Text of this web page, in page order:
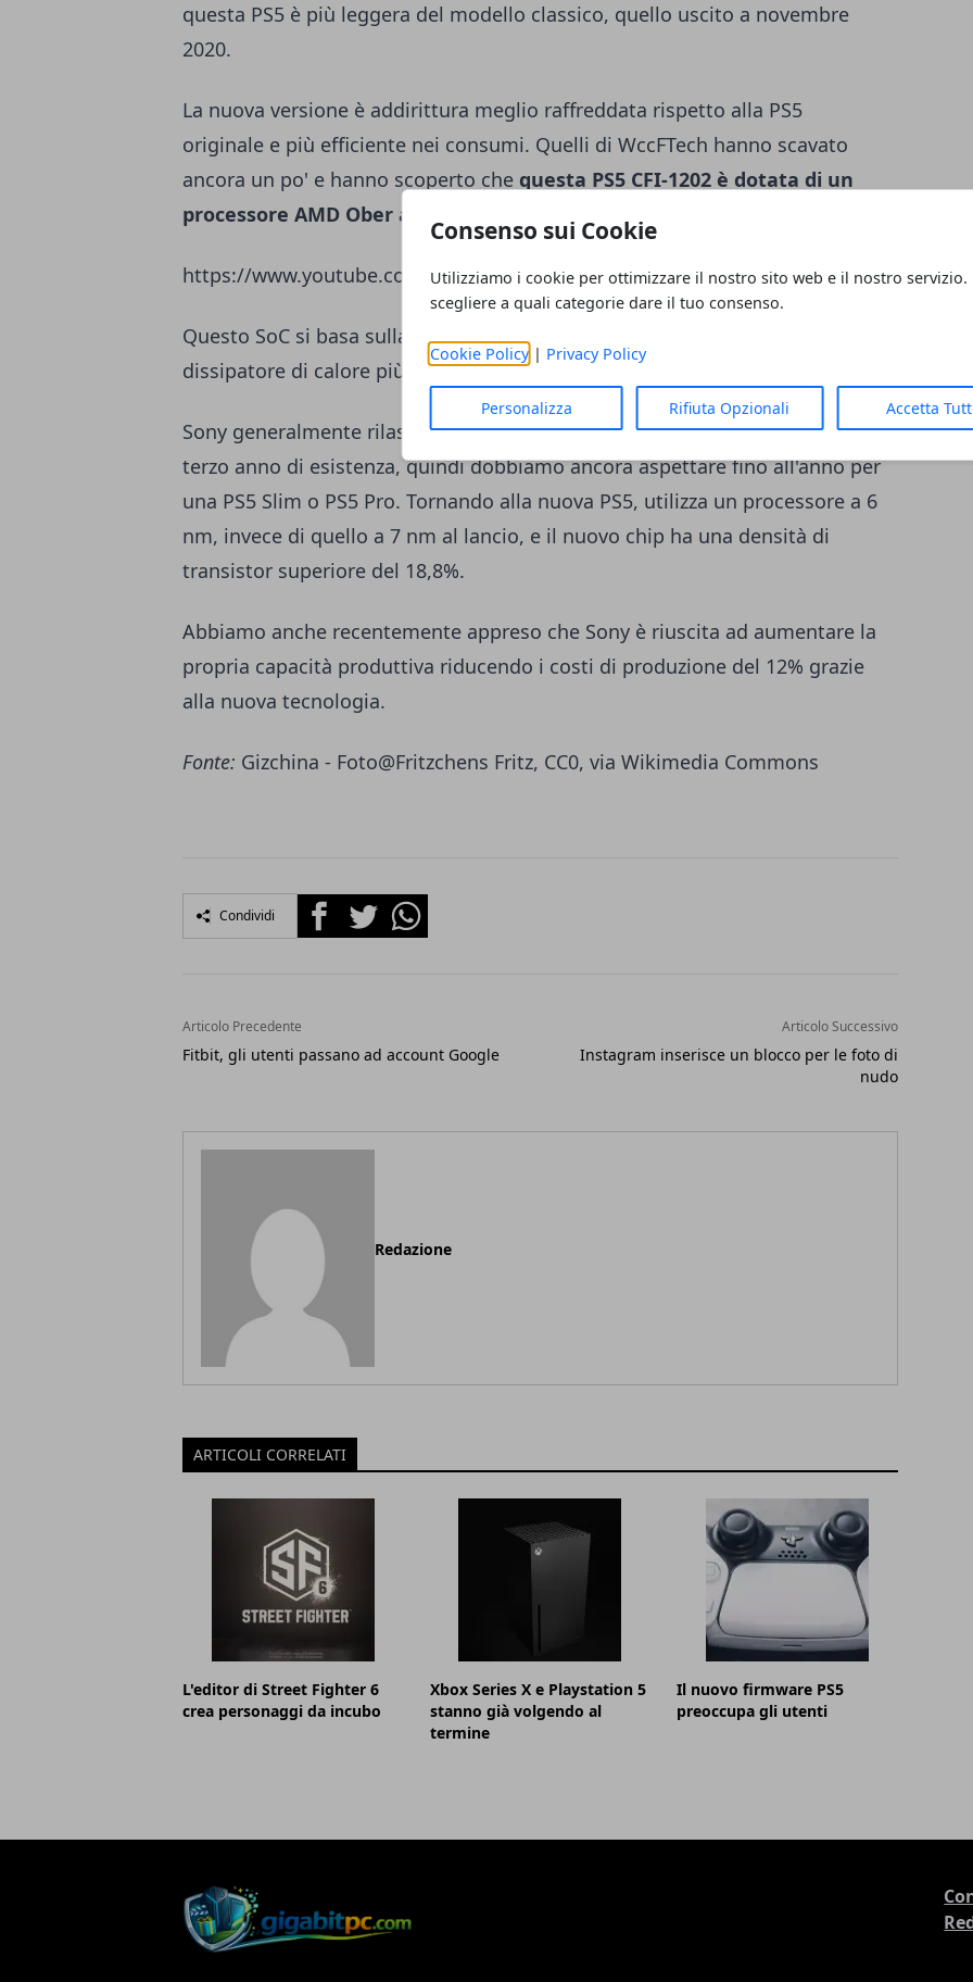
Consenso sui Cookie
Utilizziamo i cookie per ottimizzare il nostro sito web e il nostro servizio.
scegliere a quali categorie dare il tuo consenso.
Cookie Policy| Privacy Policy
Personalizza Rifiuta Opzionali Accetta
questa PS5 è più leggera del modello classico, quello uscito a novembre
2020.
La nuova versione è addirittura meglio raffreddata rispetto alla PS5
originale e più efficiente nei consumi. Quelli di WccFTech hanno scavato
ancora un po' e hanno scoperto che questa PS5 CFI-1202 è dotata di un
processore AMD Ober aggiornato
https://www.youtube.com/watch?v=21vJ9XBozeI
Questo SoC si basa sulla tecnologia a 6 nm di TSMC. La console ha un
dissipatore di calore più piccolo, che rende il dispositivo più leggero.
Sony generalmente rilascia gli aggiornamenti della sua console intorno al
terzo anno di esistenza, quindi dobbiamo ancora aspettare fino all'anno per
una PS5 Slim o PS5 Pro. Tornando alla nuova PS5, utilizza un processore a 6
nm, invece di quello a 7 nm al lancio, e il nuovo chip ha una densità di
transistor superiore del 18,8%.
Abbiamo anche recentemente appreso che Sony è riuscita ad aumentare la
propria capacità produttiva riducendo i costi di produzione del 12% grazie
alla nuova tecnologia.
Fonte: Gizchina - Foto@Fritzchens Fritz, CC0, via Wikimedia Commons
Condividi FacebookTwitterWhatsapp
Articolo Precedente
Fitbit, gli utenti passano ad account Google
Articolo Successivo
Instagram inserisce un blocco per le foto di
nudo
Redazione
ARTICOLI CORRELATI
L'editor di Street Fighter 6
crea personaggi da incubo
Xbox Series X e Playstation 5
stanno già volgendo al
termine
Il nuovo firmware PS5
preoccupa gli utenti